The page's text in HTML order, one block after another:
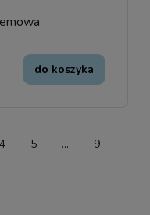
do koszyka
4 5 ... 9